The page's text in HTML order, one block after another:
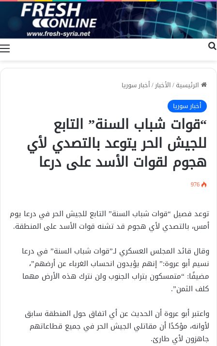
الرئيسية/الأخبار/أخبار سوريا
أخبار سوريا
“قوات شباب السنة” التابع
للجيش الحر يتوعد بالتصدي لأي
هجوم لقوات الأسد على درعا
976
توعد فصيل “قوات شباب السنة” التابع للجيش الحر في درعا يوم
أمس، بالتصدي لأي هجوم قد تشنه قوات الأسد على المنطقة.
وقال قائد المجلس العسكري لـ”قوات شباب السنة” في درعا
نسيم أبو عروة:” إنهم يؤيدون انحساب الغرباء عن أرضهم”،
مضيفًا: “متمسكون بتراب الجنوب ولن نترك هذه الأرض مهما
كلف الثمن”.
واعتبر أبو عروة أن الحديث عن أي اتفاق حول المنطقة سابق
لأوانه، مؤكدًا أن مقاتلي الجيش الحر في جميع قطاعاتهم
جاهزون لأي طارئ.